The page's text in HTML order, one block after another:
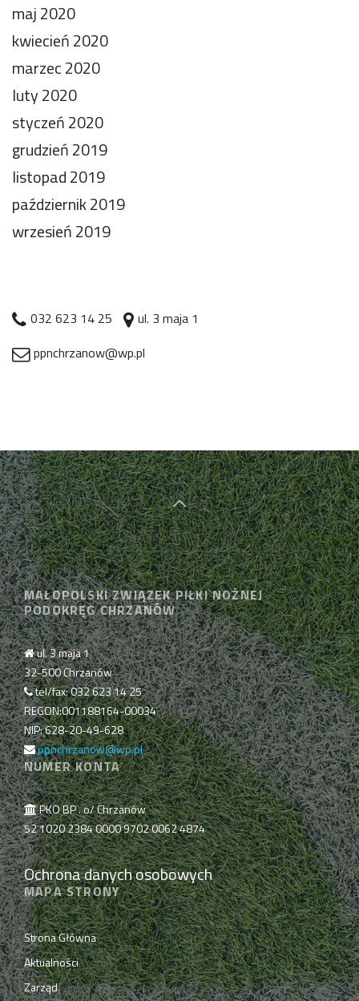
maj 2020
kwiecień 2020
marzec 2020
luty 2020
styczeń 2020
grudzień 2019
listopad 2019
październik 2019
wrzesień 2019
032 623 14 25
ul. 3 maja 1
ppnchrzanow@wp.pl
MAŁOPOLSKI ZWIĄZEK PIŁKI NOŻNEJ
PODOKRĘG CHRZANÓW
ul. 3 maja 1
32-500 Chrzanów
tel/fax: 032 623 14 25
REGON:001188164-00034
NIP: 628-20-49-628
ppnchrzanow@wp.pl
NUMER KONTA
PKO BP . o/ Chrzanów
52 1020 2384 0000 9702 0062 4874
Ochrona danych osobowych
MAPA STRONY
Strona Główna
Aktualności
Zarząd